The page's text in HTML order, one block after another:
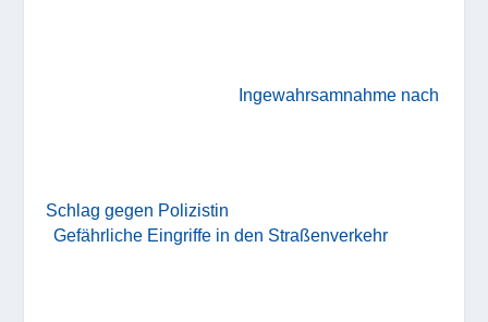
Ingewahrsamnahme nach
Schlag gegen Polizistin
Gefährliche Eingriffe in den Straßenverkehr